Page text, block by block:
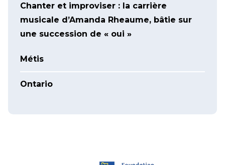
Chanter et improviser : la carrière
musicale d’Amanda Rheaume, bâtie sur
une succession de « oui »
Métis
Ontario